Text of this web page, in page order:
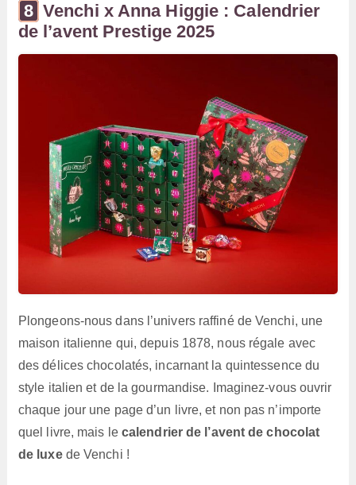
Venchi x Anna Higgie : Calendrier
de l’avent Prestige 2025
Plongeons-nous dans l’univers raffiné de Venchi, une
maison italienne qui, depuis 1878, nous régale avec
des délices chocolatés, incarnant la quintessence du
style italien et de la gourmandise. Imaginez-vous ouvrir
chaque jour une page d’un livre, et non pas n’importe
quel livre, mais le calendrier de l’avent de chocolat
de luxede Venchi !